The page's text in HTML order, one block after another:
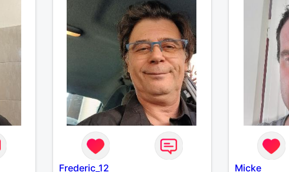
»
contrainte.
la femme
accorder
Pour le
découvrir
Frederic_12
Micke